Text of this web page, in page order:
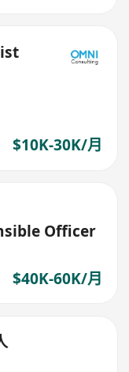
$10K-30K/月
Officer
$40K-60K/月